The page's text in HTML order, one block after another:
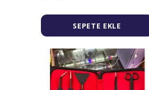
SEPETE EKLE